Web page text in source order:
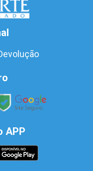
APP